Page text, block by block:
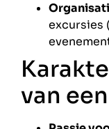
excursies
van